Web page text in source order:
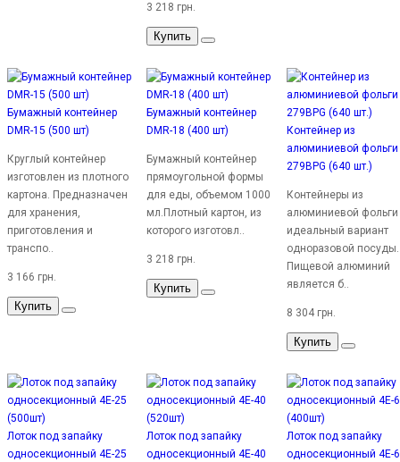
3 218 грн.
Купить
Бумажный контейнер
DMR-15 (500 шт)
Круглый контейнер
изготовлен из плотного
картона. Предназначен
для хранения,
приготовления и
транспо..
3 166 грн.
Купить
Бумажный контейнер
DMR-18 (400 шт)
Бумажный контейнер
прямоугольной формы
для еды, объемом 1000
мл.Плотный картон, из
которого изготовл..
3 218 грн.
Купить
Контейнер из
алюминиевой фольги
279BPG (640 шт.)
Контейнеры из
алюминиевой
идеальный вариант
одноразовой посуды.
Пищевой алюминий
является б..
8 304 грн.
Купить
Лоток под запайку
односекционный 4Е-25
Лоток под запайку
односекционный 4Е-40
Лоток под запайку
односекционный 4Е-